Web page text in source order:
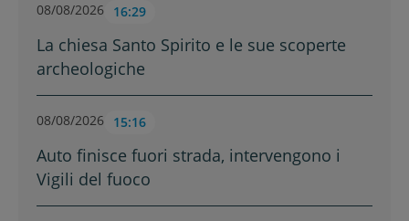
08/08/2026 16:29
La chiesa Santo Spirito e le sue scoperte
archeologiche
08/08/2026 15:16
Auto finisce fuori strada, intervengono i
Vigili del fuoco